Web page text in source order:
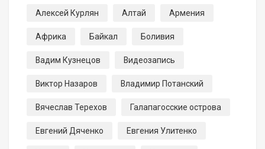
Алексей Курлян Алтай Армения
Африка Байкал Боливия
Вадим Кузнецов Видеозапись
Виктор Назаров Владимир Потанский
Вячеслав Терехов Галапагосские острова
Евгений Дяченко Евгения Улитенко